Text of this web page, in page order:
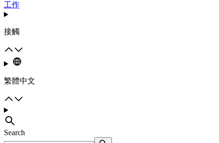
工作
接觸
繁體中文
Search